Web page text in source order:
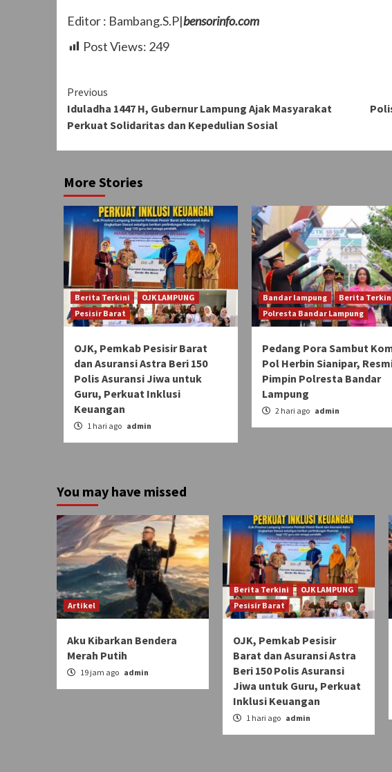
Editor : Bambang.S.P|bensorinfo.com
Post Views: 249
Continue
Reading
Previous
Iduladha 1447 H, Gubernur Lampung Ajak Masyarakat
Perkuat Solidaritas dan Kepedulian Sosial
More Stories
Berita Terkini
OJK LAMPUNG
Pesisir Barat
OJK, Pemkab Pesisir Barat
dan Asuransi Astra Beri 150
Polis Asuransi Jiwa untuk
Guru, Perkuat Inklusi
Keuangan
1 hari ago admin
Bandar lampung
Berita
Polresta Bandar Lampung
Pedang Pora Sambut
Pol Herbin Sianipar,
Pimpin Polresta Bandar
Lampung
2 hari ago admin
You may have missed
Artikel
Aku Kibarkan Bendera
Merah Putih
19 jam ago admin
Berita Terkini
OJK LAMPUNG
Pesisir Barat
OJK, Pemkab Pesisir
Barat dan Asuransi Astra
Beri 150 Polis Asuransi
Jiwa untuk Guru, Perkuat
Inklusi Keuangan
1 hari ago admin